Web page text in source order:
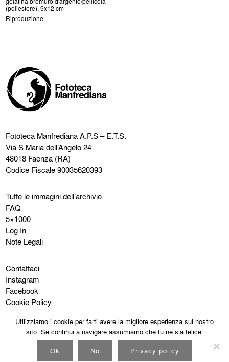
(poliestere), 9x12 cm
Riproduzione
Fototeca ManfredianaA.P.S – E.T.S.
Via S.Maria dell’Angelo 24
48018 Faenza (RA)
Codice Fiscale 90035620393
Tutte le immagini dell’archivio
FAQ
5×1000
Log In
Note Legali
Contattaci
Instagram
Facebook
Cookie Policy
Utilizziamo i cookie per farti avere la migliore esperienza sul nostro
sito. Se continui a navigare assumiamo che tu ne sia felice.
Ok
No Privacy policy